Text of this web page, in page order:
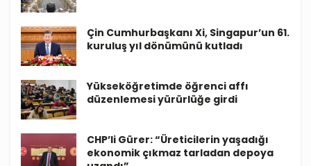
Çin Cumhurbaşkanı Xi, Singapur’un 61.
kuruluş yıl dönümünü kutladı
Yükseköğretimde öğrenci affı
düzenlemesi yürürlüğe girdi
CHP’li Gürer: “Üreticilerin yaşadığı
ekonomik çıkmaz tarladan depoya